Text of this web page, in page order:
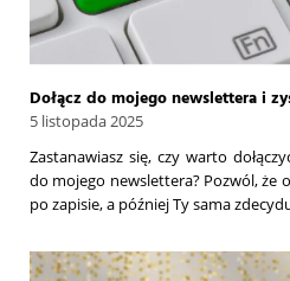
Dołącz do mojego newslettera i
5 listopada 2025
Zastanawiasz się, czy warto
do mojego newslettera? Pozwól, że
po zapisie, a później Ty sama